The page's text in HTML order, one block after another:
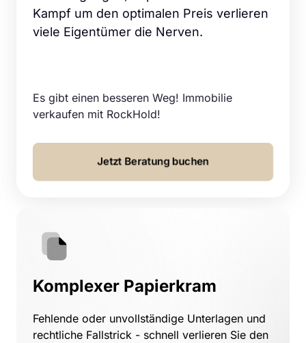
Kampf um den optimalen Preis verlieren
viele Eigentümer die Nerven.
Es gibt einen besseren Weg! Immobilie
verkaufen mit RockHold!
Jetzt Beratung buchen
Komplexer Papierkram
Fehlende oder unvollständige Unterlagen und
rechtliche Fallstrick - schnell verlieren Sie den